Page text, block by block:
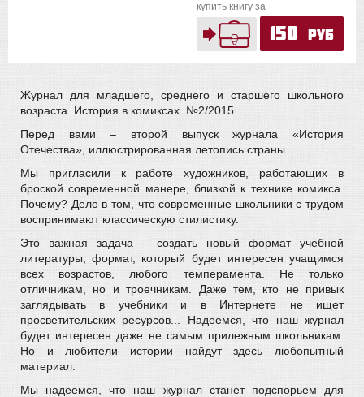
купить книгу за
150 руб
Журнал для младшего, среднего и старшего школьного
возраста. История в комиксах. №2/2015
Перед вами – второй выпуск журнала «История
Отечества», иллюстрированная летопись страны.
Мы пригласили к работе художников, работающих в
броской современной манере, близкой к технике комикса.
Почему? Дело в том, что современные школьники с трудом
воспринимают классическую стилистику.
Это важная задача – создать новый формат учебной
литературы, формат, который будет интересен учащимся
всех возрастов, любого темперамента. Не только
отличникам, но и троечникам. Даже тем, кто не привык
заглядывать в учебники и в Интернете не ищет
просветительских ресурсов... Надеемся, что наш журнал
будет интересен даже не самым прилежным школьникам.
Но и любители истории найдут здесь любопытный
материал.
Мы надеемся, что наш журнал станет подспорьем для